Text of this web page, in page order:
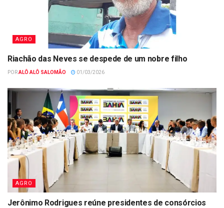
AGRO
Riachão das Neves se despede de um nobre filho
PORALÔ ALÔ SALOMÃO 01/03/2026
AGRO
Jerônimo Rodrigues reúne presidentes de consórcios